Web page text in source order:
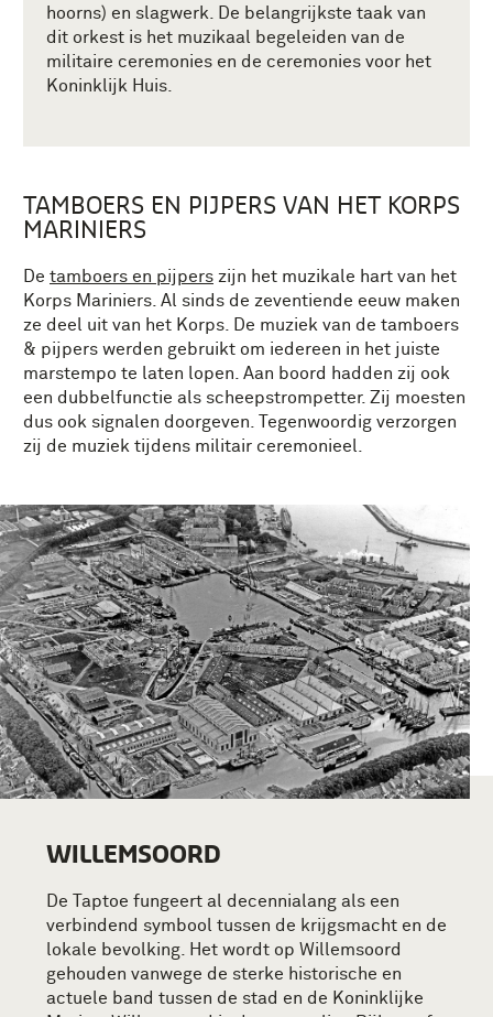
hoorns) en slagwerk. De belangrijkste taak van
dit orkest is het muzikaal begeleiden van de
militaire ceremonies en de ceremonies voor het
Koninklijk Huis.
TAMBOERS EN PIJPERS VAN HET KORPS
MARINIERS
De tamboers en pijpers zijn het muzikale hart van het
Korps Mariniers. Al sinds de zeventiende eeuw maken
ze deel uit van het Korps. De muziek van de tamboers
& pijpers werden gebruikt om iedereen in het juiste
marstempo te laten lopen. Aan boord hadden zij ook
een dubbelfunctie als scheepstrompetter. Zij moesten
dus ook signalen doorgeven. Tegenwoordig verzorgen
zij de muziek tijdens militair ceremonieel.
WILLEMSOORD
De Taptoe fungeert al decennialang als een
verbindend symbool tussen de krijgsmacht en de
lokale bevolking. Het wordt op Willemsoord
gehouden vanwege de sterke historische en
actuele band tussen de stad en de Koninklijke